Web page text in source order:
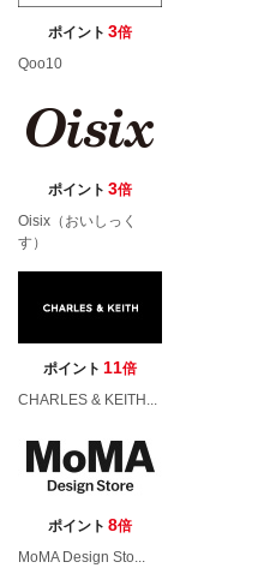
ポイント 3倍
Qoo10
ポイント 3倍
Oisix（おいしっく
す）
ポイント 11倍
CHARLES & KEITH...
ポイント 8倍
MoMA Design Sto...